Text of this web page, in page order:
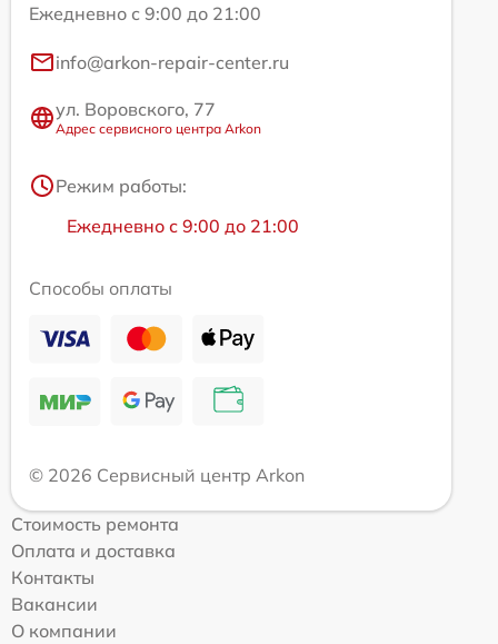
Ежедневно с 9:00 до 21:00
info@arkon-repair-center.ru
ул. Воровского, 77
Адрес сервисного центра Arkon
Режим работы:
Ежедневно с 9:00 до 21:00
Способы оплаты
© 2026 Сервисный центр Arkon
Стоимость ремонта
Оплата и доставка
Контакты
Вакансии
О компании